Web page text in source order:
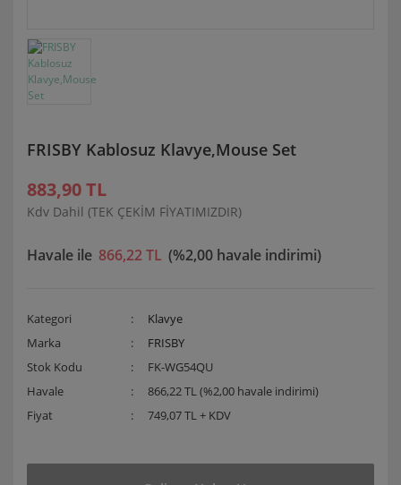
FRISBY Kablosuz Klavye,Mouse Set
883,90 TL
Kdv Dahil (TEK ÇEKİM FİYATIMIZDIR)
Havale ile 866,22 TL (%2,00 havale indirimi)
Kategori
Klavye
Marka
FRISBY
Stok Kodu
FK-WG54QU
Havale
866,22 TL (%2,00 havale indirimi)
Fiyat
749,07 TL + KDV